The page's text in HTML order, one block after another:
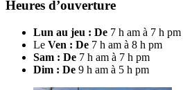
Heures d’ouverture
Lun au jeu : De 7 h am à 7 h pm
Le Ven : De 7 h am à 8 h pm
Sam : De 7 h am à 7 h pm
Dim : De 9 h am à 5 h pm